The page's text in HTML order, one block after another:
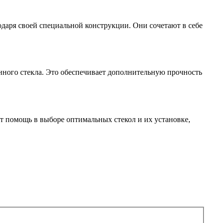
своей специальной конструкции. Они сочетают в себе
стекла. Это обеспечивает дополнительную прочность
в выборе оптимальных стекол и их установке,